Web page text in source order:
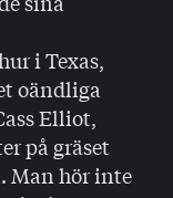
i Texas,
oändliga
Elliot,
på gräset
Man hör inte